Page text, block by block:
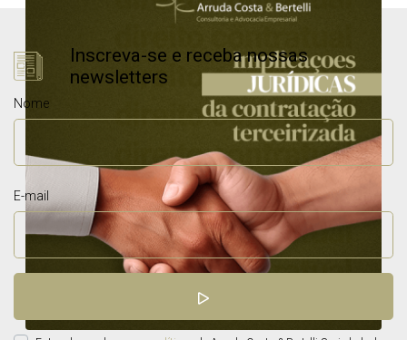
Inscreva-se e receba nossas
newsletters
Nome
E-mail